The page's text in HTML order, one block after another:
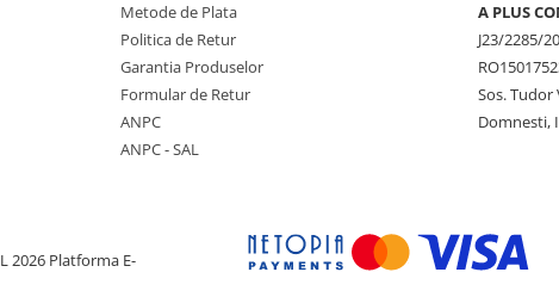
Metode de Plata
Politica de Retur
Garantia Produselor
Formular de Retur
ANPC
ANPC - SAL
A PLUS
J23/2285/
Sos. Tudor
Domnesti,
2026 Platforma E-